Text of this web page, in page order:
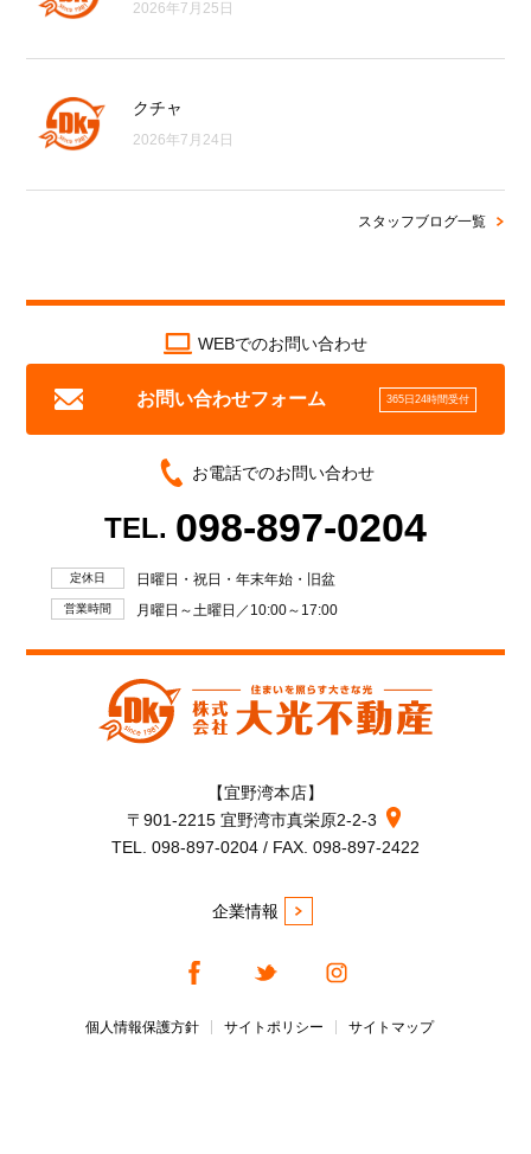
2026年7月25日
クチャ
2026年7月24日
スタッフブログ一覧
WEBでのお問い合わせ
お問い合わせフォーム 365日24時間受付
お電話でのお問い合わせ
TEL. 098-897-0204
定休日 日曜日・祝日・年末年始・旧盆
営業時間 月曜日～土曜日／10:00～17:00
【宜野湾本店】
〒901-2215 宜野湾市真栄原2-2-3
TEL. 098-897-0204 / FAX. 098-897-2422
企業情報
個人情報保護方針 サイトポリシー サイトマップ